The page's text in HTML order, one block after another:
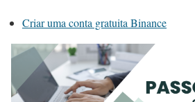
Criar uma conta gratuita Binance